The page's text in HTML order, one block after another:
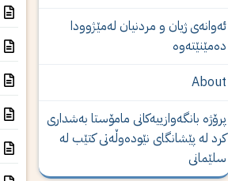
ئه‌وانه‌ی‌ ژیان و مردنیان له‌مێژوودا
ده‌مێنێته‌وه‌
About
پرۆژە بانگەوازییەکانی مامۆستا بەشدارى
كرد لە پێشانگای نێودەوڵەتی کتێب لە
سلێمانی